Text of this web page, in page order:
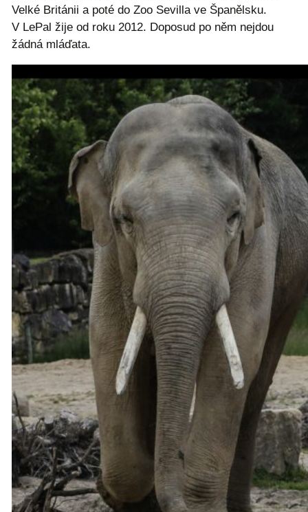
Velké Británii a poté do Zoo Sevilla ve Španělsku.
V LePal žije od roku 2012. Doposud po něm nejdou
žádná mláďata.